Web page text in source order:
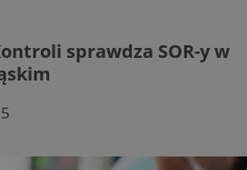
sprawdza SOR-y w